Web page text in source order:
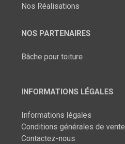
Nos Réalisations
NOS PARTENAIRES
Bâche pour toiture
INFORMATIONS LÉGALES
Informations légales
Conditions générales de vente
Contactez-nous